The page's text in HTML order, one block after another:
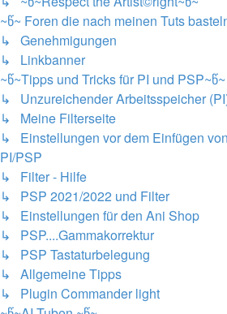
~წ~ Foren die nach meinen Tuts
↳ Genehmigungen
↳ Linkbanner
~წ~Tipps und Tricks für PI und PSP~წ~
↳ Unzureichender Arbeitsspeicher
↳ Meine Filterseite
↳ Einstellungen vor dem Einfügen
PI/PSP
↳ Filter - Hilfe
↳ PSP 2021/2022 und Filter
↳ Einstellungen für den Ani Shop
↳ PSP....Gammakorrektur
↳ PSP Tastaturbelegung
↳ Allgemeine Tipps
↳ Plugin Commander light